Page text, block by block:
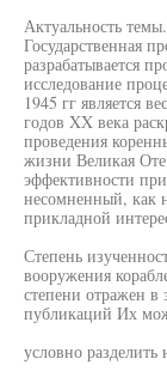
Актуальность
Государственная
разрабатывается
исследование
1945 гг является
годов XX века
проведения
жизни Великая
эффективности
несомненный, как
прикладной
Степень
вооружения
степени отражен в
публикаций Их
условно